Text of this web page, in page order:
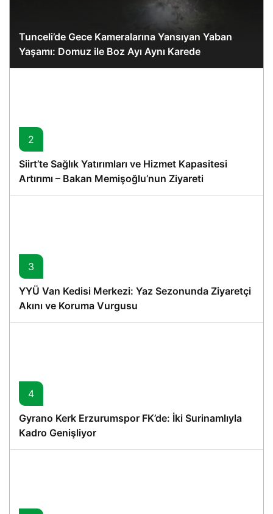
Tunceli’de Gece Kameralarına Yansıyan Yaban
Yaşamı: Domuz ile Boz Ayı Aynı Karede
2
Siirt’te Sağlık Yatırımları ve Hizmet Kapasitesi
Artırımı – Bakan Memişoğlu’nun Ziyareti
3
YYÜ Van Kedisi Merkezi: Yaz Sezonunda Ziyaretçi
Akını ve Koruma Vurgusu
4
Gyrano Kerk Erzurumspor FK’de: İki Surinamlıyla
Kadro Genişliyor